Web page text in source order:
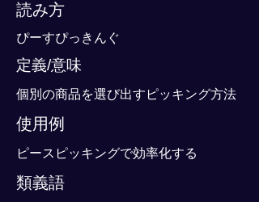
読み方
ぴーすぴっきんぐ
定義/意味
個別の商品を選び出すピッキング方法
使用例
ピースピッキングで効率化する
類義語